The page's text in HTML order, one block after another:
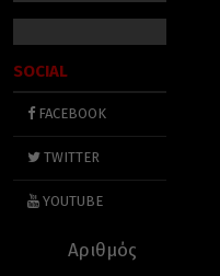
SOCIAL
FACEBOOK
TWITTER
YOUTUBE
Αριθμός